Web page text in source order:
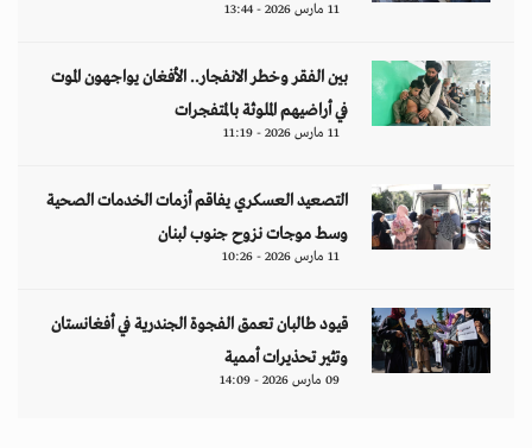
11 مارس 2026 - 13:44
بين الفقر وخطر الانفجار.. الأفغان يواجهون الموت
في أراضيهم الملوثة بالمتفجرات
11 مارس 2026 - 11:19
التصعيد العسكري يفاقم أزمات الخدمات الصحية
وسط موجات نزوح جنوب لبنان
11 مارس 2026 - 10:26
قيود طالبان تعمق الفجوة الجندرية في أفغانستان
وتثير تحذيرات أممية
09 مارس 2026 - 14:09